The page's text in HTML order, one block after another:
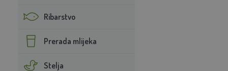
Ribarstvo
Prerada mlijeka
Stelja